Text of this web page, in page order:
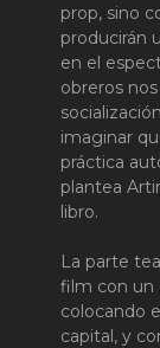
prop, sino
producirán
en el
obreros
imaginar
práctica
plantea
libro.
La parte
film con un
colocando
capital, y